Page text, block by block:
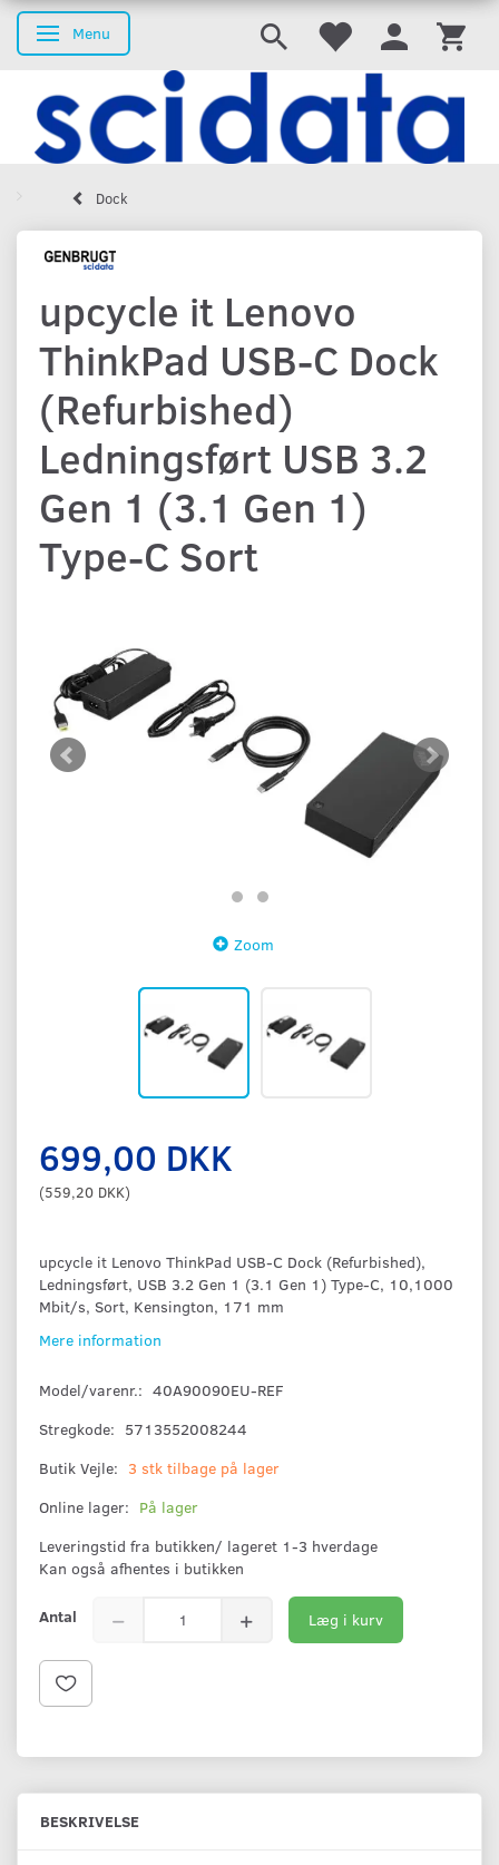
Skifte navigation
Menu
Dock
upcycle it Lenovo
ThinkPad USB-C Dock
(Refurbished)
Ledningsført USB 3.2
Gen 1 (3.1 Gen 1)
Type-C Sort
Zoom
699,00 DKK
(559,20 DKK)
upcycle it Lenovo ThinkPad USB-C Dock (Refurbished),
Ledningsført, USB 3.2 Gen 1 (3.1 Gen 1) Type-C, 10,1000
Mbit/s, Sort, Kensington, 171 mm
Mere information
Model/varenr.: 40A90090EU-REF
Stregkode: 5713552008244
Butik Vejle: 3 stk tilbage på lager
Online lager: På lager
Leveringstid fra butikken/ lageret 1-3 hverdage
Kan også afhentes i butikken
Antal Læg i kurv
BESKRIVELSE